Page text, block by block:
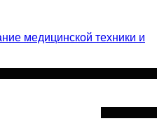
медицинской техники и